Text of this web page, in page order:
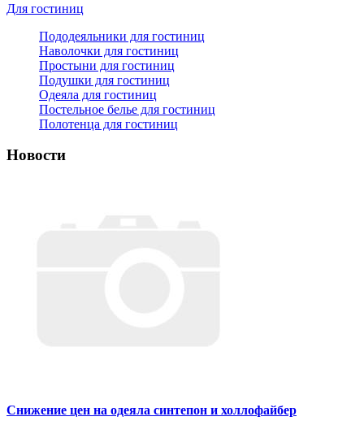
Для гостиниц
Пододеяльники для гостиниц
Наволочки для гостиниц
Простыни для гостиниц
Подушки для гостиниц
Одеяла для гостиниц
Постельное белье для гостиниц
Полотенца для гостиниц
Новости
Снижение цен на одеяла синтепон и холлофайбер